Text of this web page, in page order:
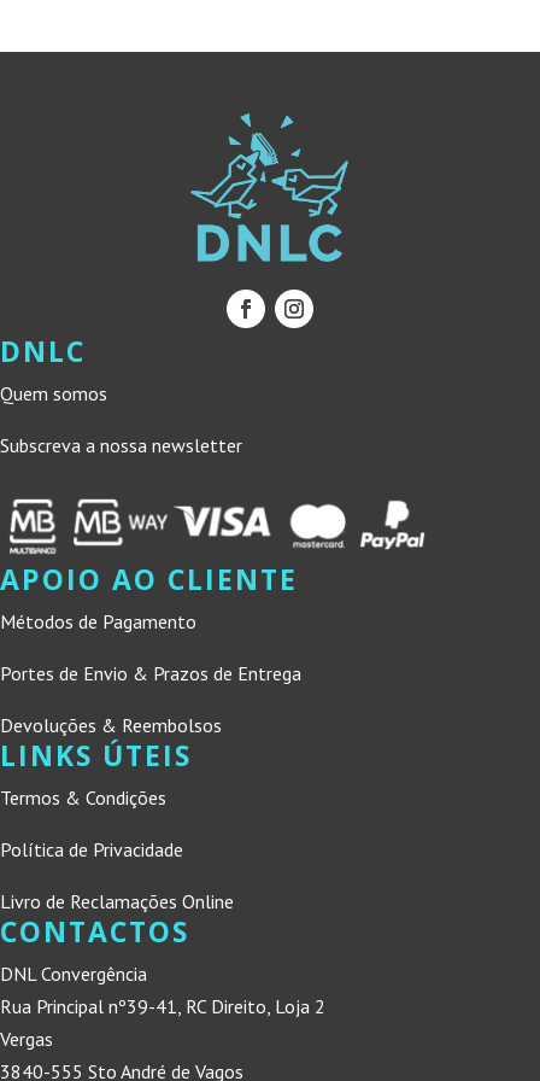
DNLC
Quem somos
Subscreva a nossa newsletter
APOIO AO CLIENTE
Métodos de Pagamento
Portes de Envio & Prazos de Entrega
Devoluções & Reembolsos
LINKS ÚTEIS
Termos & Condições
Política de Privacidade
Livro de Reclamações Online
CONTACTOS
DNL Convergência
Rua Principal nº39-41, RC Direito, Loja 2
Vergas
3840-555 Sto André de Vagos